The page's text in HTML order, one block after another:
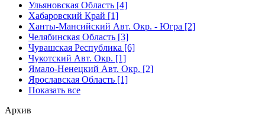
Ульяновская Область [4]
Хабаровский Край [1]
Ханты-Мансийский Авт. Окр. - Югра [2]
Челябинская Область [3]
Чувашская Республика [6]
Чукотский Авт. Окр. [1]
Ямало-Ненецкий Авт. Окр. [2]
Ярославская Область [1]
Показать все
Архив